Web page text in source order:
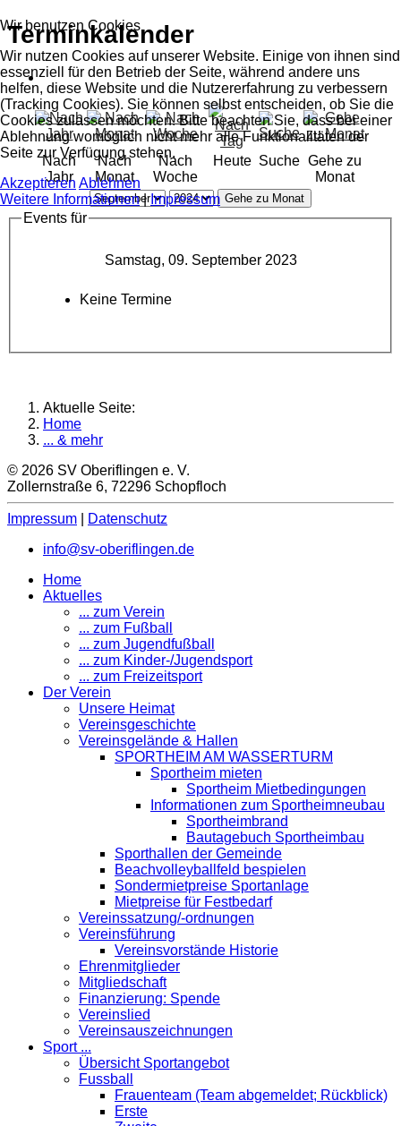
Terminkalender
Nach
Jahr
Nach
Monat
Nach
Woche
Heute Suche Gehe zu
Monat
Gehe zu Monat
Events für
Samstag, 09. September 2023
Keine Termine
Aktuelle Seite:
Home
... & mehr
© 2026 SV Oberiflingen e. V.
Zollernstraße 6, 72296 Schopfloch
Impressum
Datenschutz
info@sv-oberiflingen.de
Home
Aktuelles
... zum Verein
... zum Fußball
... zum Jugendfußball
... zum Kinder-/Jugendsport
... zum Freizeitsport
Der Verein
Unsere Heimat
Vereinsgeschichte
Vereinsgelände & Hallen
SPORTHEIM AM WASSERTURM
Sportheim mieten
Sportheim Mietbedingungen
Informationen zum Sportheimneubau
Sportheimbrand
Bautagebuch Sportheimbau
Sporthallen der Gemeinde
Beachvolleyballfeld bespielen
Sondermietpreise Sportanlage
Mietpreise für Festbedarf
Vereinssatzung/-ordnungen
Vereinsführung
Vereinsvorstände Historie
Ehrenmitglieder
Mitgliedschaft
Finanzierung: Spende
Vereinslied
Vereinsauszeichnungen
Sport ...
Übersicht Sportangebot
Fussball
Frauenteam (Team abgemeldet; Rückblick)
Erste
Wir benutzen Cookies
Wir nutzen Cookies auf unserer Website. Einige von ihnen sind
essenziell für den Betrieb der Seite, während andere uns
helfen, diese Website und die Nutzererfahrung zu verbessern
(Tracking Cookies). Sie können selbst entscheiden, ob Sie die
Cookies zulassen möchten. Bitte beachten Sie, dass bei einer
Ablehnung womöglich nicht mehr alle Funktionalitäten der
Seite zur Verfügung stehen.
Akzeptieren Ablehnen
Weitere Informationen|Impressum